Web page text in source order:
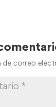
de correo